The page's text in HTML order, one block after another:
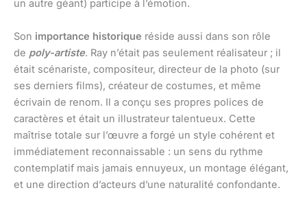
un autre géant) participe à l’émotion.
Son importance historique réside aussi dans son rôle
de poly-artiste. Ray n’était pas seulement réalisateur ; il
était scénariste, compositeur, directeur de la photo (sur
ses derniers films), créateur de costumes, et même
écrivain de renom. Il a conçu ses propres polices de
caractères et était un illustrateur talentueux. Cette
maîtrise totale sur l’œuvre a forgé un style cohérent et
immédiatement reconnaissable : un sens du rythme
contemplatif mais jamais ennuyeux, un montage élégant,
et une direction d’acteurs d’une naturalité confondante.